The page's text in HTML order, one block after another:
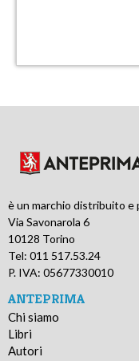
è un marchio distribuito e
Via Savonarola 6
10128 Torino
Tel: 011 517.53.24
P. IVA: 05677330010
ANTEPRIMA
Chi siamo
Libri
Autori